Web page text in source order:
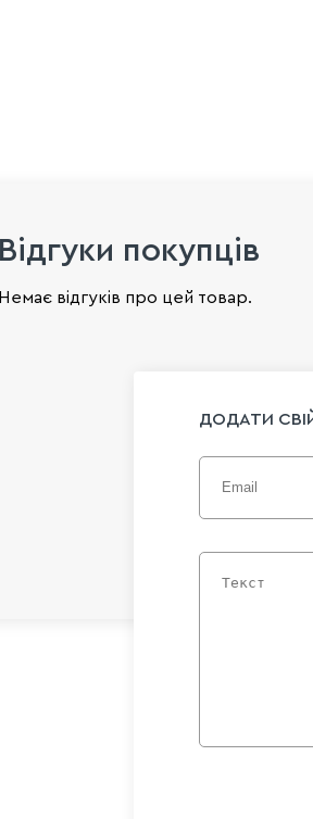
Відгуки покупців
Немає відгуків про цей товар.
ДОДАТИ